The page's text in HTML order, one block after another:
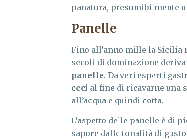
panatura, presumibilmente
Panelle
Fino all’anno mille la Sicilia
secoli di dominazione
panelle. Da veri esperti
ceci al fine di ricavarne una
all’acqua e quindi cotta.
L’aspetto delle panelle è di
sapore dalle tonalità di